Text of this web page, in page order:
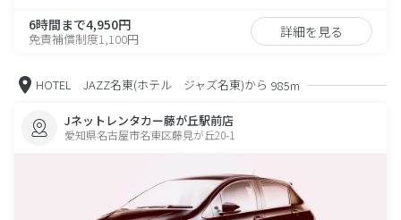
6時間まで4,950円
免責補償制度1,100円 詳細を見る
HOTEL JAZZ名東(ホテル ジャズ名東)から 985m
Jネットレンタカー藤が丘駅前店
愛知県名古屋市名東区藤見が丘20-1